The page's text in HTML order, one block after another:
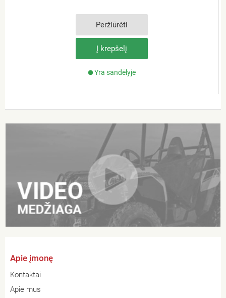
Peržiūrėti
Į krepšelį
Yra sandėlyje
Apie įmonę
Kontaktai
Apie mus